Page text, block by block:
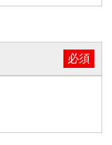
休
881
必須